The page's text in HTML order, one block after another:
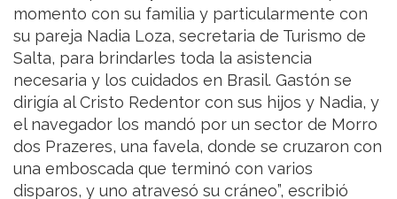
momento con su familia y particularmente con
su pareja Nadia Loza, secretaria de Turismo de
Salta, para brindarles toda la asistencia
necesaria y los cuidados en Brasil. Gastón se
dirigía al Cristo Redentor con sus hijos y Nadia, y
el navegador los mandó por un sector de Morro
dos Prazeres, una favela, donde se cruzaron con
una emboscada que terminó con varios
disparos, y uno atravesó su cráneo”, escribió